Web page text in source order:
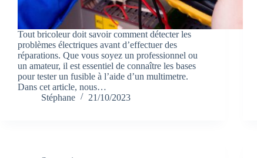
Tout bricoleur doit savoir comment détecter les
problèmes électriques avant d’effectuer des
réparations. Que vous soyez un professionnel ou
un amateur, il est essentiel de connaître les bases
pour tester un fusible à l’aide d’un multimetre.
Dans cet article, nous…
Stéphane
21/10/2023